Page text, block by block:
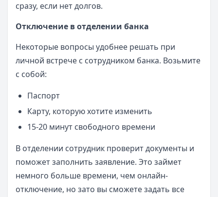
сразу, если нет долгов.
Отключение в отделении банка
Некоторые вопросы удобнее решать при
личной встрече с сотрудником банка. Возьмите
с собой:
Паспорт
Карту, которую хотите изменить
15-20 минут свободного времени
В отделении сотрудник проверит документы и
поможет заполнить заявление. Это займет
немного больше времени, чем онлайн-
отключение, но зато вы сможете задать все